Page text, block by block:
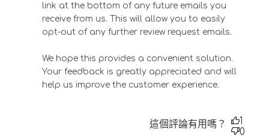
link at the bottom of any future emails you
receive from us. This will allow you to easily
opt-out of any further review request emails.
We hope this provides a convenient solution.
Your feedback is greatly appreciated and will
help us improve the customer experience.
這個評論有用嗎？
1
0